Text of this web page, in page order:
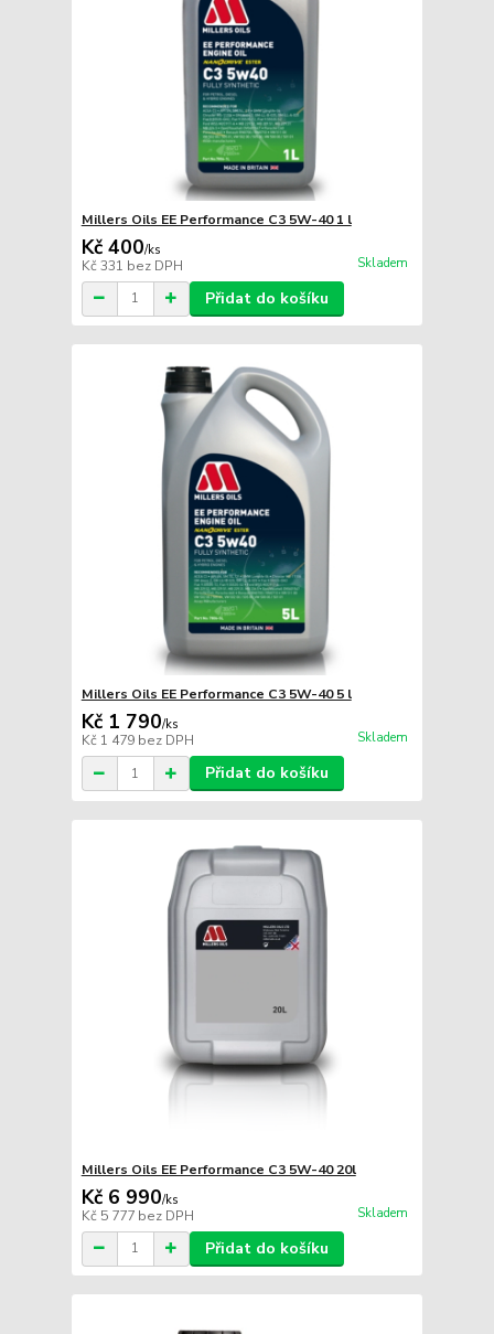
Millers Oils EE Performance C3 5W-40 1 l
Kč 400/ks
Kč 331 bez DPH Skladem
Přidat do košíku
Millers Oils EE Performance C3 5W-40 5 l
Kč 1 790/ks
Kč 1 479 bez DPH Skladem
Přidat do košíku
Millers Oils EE Performance C3 5W-40 20l
Kč 6 990/ks
Kč 5 777 bez DPH Skladem
Přidat do košíku